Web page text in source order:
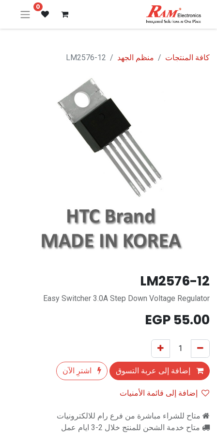
0
كافة المنتجات منظم الجهد LM2576-12
LM2576-12
Easy Switcher 3.0A Step Down Voltage Regulator
55.00
إضافة إلى عربة التسوق
اشترِ الآن
إضافة إلى قائمة الأمنيات
متاح للشراء مباشرة من فرع رام للالكترونيات
متاح خدمة الشحن للمنتج خلال 2-3 ايام عمل